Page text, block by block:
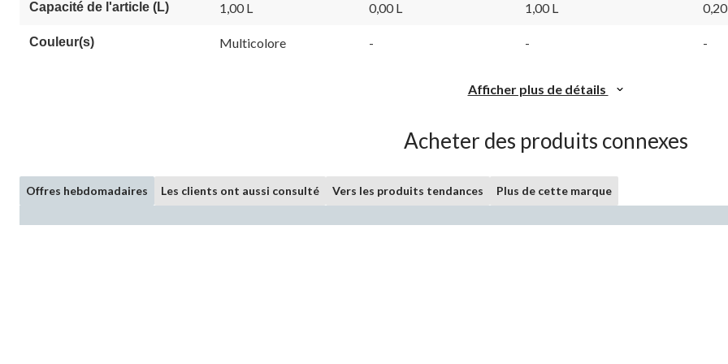
Capacité de l'article (L) 1,00 L 0,00 L 1,00 L
Couleur(s) Multicolore - - -
Afficher plus de détails
Acheter des produits connexes
Offres hebdomadaires Les clients ont aussi consulté Vers les produits tendances Plus de cette marque